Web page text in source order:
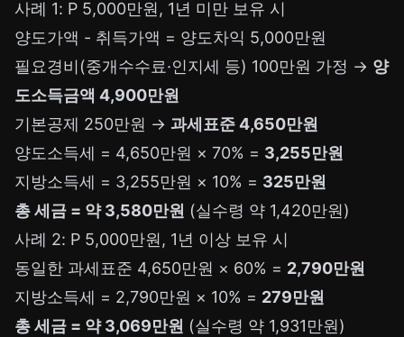
사례 1: P 5,000만원, 1년 미만 보유 시
양도가액 - 취득가액 = 양도차익 5,000만원
필요경비(중개수수료·인지세 등) 100만원 가정 → 양
도소득금액 4,900만원
기본공제 250만원 → 과세표준 4,650만원
양도소득세 = 4,650만원 × 70% = 3,255만원
지방소득세 = 3,255만원 × 10% = 325만원
총 세금 = 약 3,580만원 (실수령 약 1,420만원)
사례 2: P 5,000만원, 1년 이상 보유 시
동일한 과세표준 4,650만원 × 60% = 2,790만원
지방소득세 = 2,790만원 × 10% = 279만원
총 세금 = 약 3,069만원 (실수령 약 1,931만원)